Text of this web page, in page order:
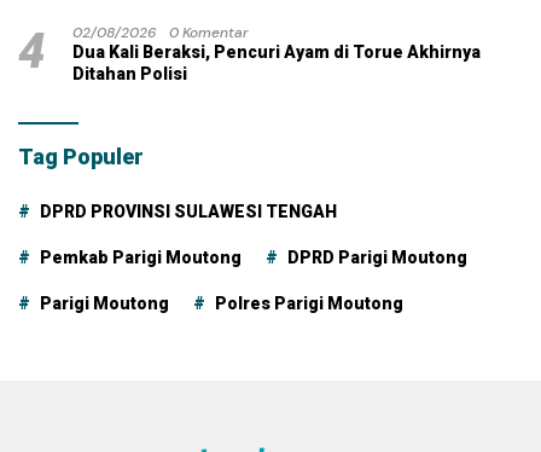
4 02/08/2026
0 Komentar
Dua Kali Beraksi, Pencuri Ayam di Torue Akhirnya
Ditahan Polisi
Tag Populer
DPRD PROVINSI SULAWESI TENGAH
Pemkab Parigi Moutong DPRD Parigi Moutong
Parigi Moutong Polres Parigi Moutong